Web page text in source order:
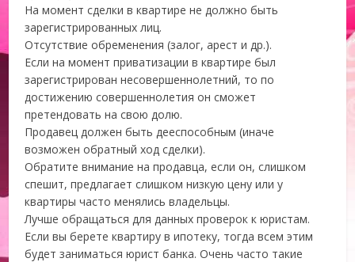
На момент сделки в квартире не должно быть
зарегистрированных лиц.
Отсутствие обременения (залог, арест и др.).
Если на момент приватизации в квартире был
зарегистрирован несовершеннолетний, то по
достижению совершеннолетия он сможет
претендовать на свою долю.
Продавец должен быть дееспособным (иначе
возможен обратный ход сделки).
Обратите внимание на продавца, если он, слишком
спешит, предлагает слишком низкую цену или у
квартиры часто менялись владельцы.
Лучше обращаться для данных проверок к юристам.
Если вы берете квартиру в ипотеку, тогда всем этим
будет заниматься юрист банка. Очень часто такие